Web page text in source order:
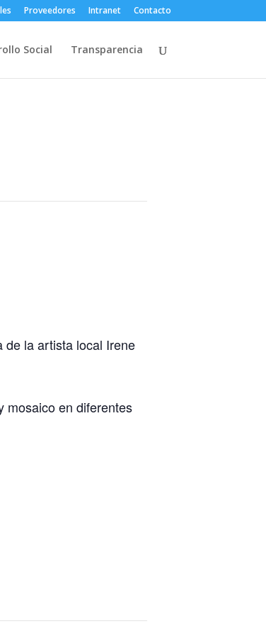
Proveedores Intranet Contacto
Social Transparencia
de la artista local Irene
mosaico en diferentes